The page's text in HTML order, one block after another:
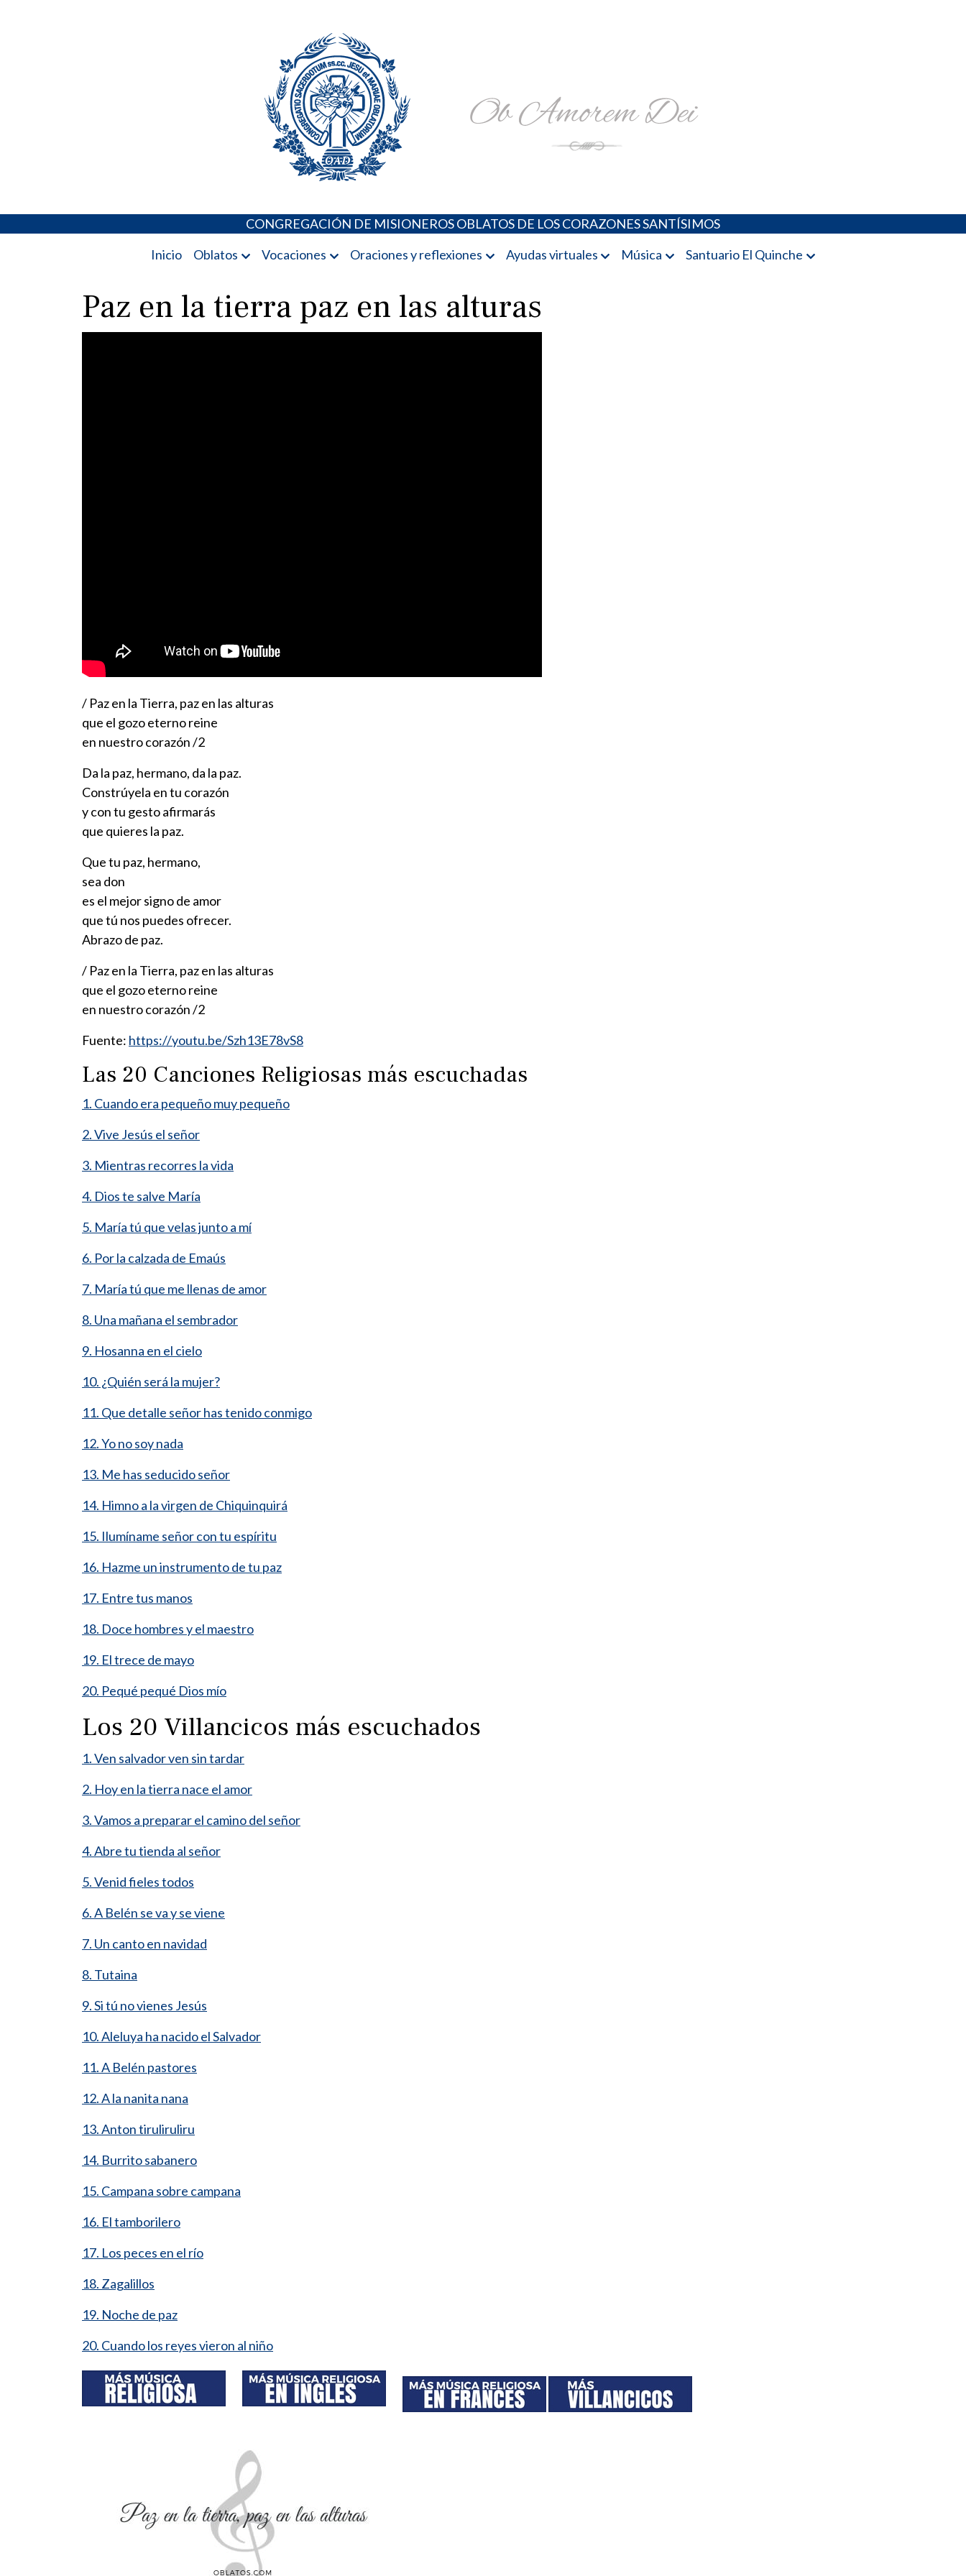
CONGREGACIÓN DE MISIONEROS OBLATOS DE LOS CORAZONES SANTÍSIMOS
Inicio
Oblatos Vocaciones Oraciones y reflexiones Ayudas virtuales Música Santuario El Quinche
Paz en la tierra paz en las alturas
/ Paz en la Tierra, paz en las alturas
que el gozo eterno reine
en nuestro corazón /2
Da la paz, hermano, da la paz.
Constrúyela en tu corazón
y con tu gesto afirmarás
que quieres la paz.
Que tu paz, hermano,
sea don
es el mejor signo de amor
que tú nos puedes ofrecer.
Abrazo de paz.
/ Paz en la Tierra, paz en las alturas
que el gozo eterno reine
en nuestro corazón /2
Fuente: https://youtu.be/Szh13E78vS8
Las 20 Canciones Religiosas más escuchadas
1. Cuando era pequeño muy pequeño
2. Vive Jesús el señor
3. Mientras recorres la vida
4. Dios te salve María
5. María tú que velas junto a mí
6. Por la calzada de Emaús
7. María tú que me llenas de amor
8. Una mañana el sembrador
9. Hosanna en el cielo
10. ¿Quién será la mujer?
11. Que detalle señor has tenido conmigo
12. Yo no soy nada
13. Me has seducido señor
14. Himno a la virgen de Chiquinquirá
15. Ilumíname señor con tu espíritu
16. Hazme un instrumento de tu paz
17. Entre tus manos
18. Doce hombres y el maestro
19. El trece de mayo
20. Pequé pequé Dios mío
Los 20 Villancicos más escuchados
1. Ven salvador ven sin tardar
2. Hoy en la tierra nace el amor
3. Vamos a preparar el camino del señor
4. Abre tu tienda al señor
5. Venid fieles todos
6. A Belén se va y se viene
7. Un canto en navidad
8. Tutaina
9. Si tú no vienes Jesús
10. Aleluya ha nacido el Salvador
11. A Belén pastores
12. A la nanita nana
13. Anton tiruliruliru
14. Burrito sabanero
15. Campana sobre campana
16. El tamborilero
17. Los peces en el río
18. Zagalillos
19. Noche de paz
20. Cuando los reyes vieron al niño